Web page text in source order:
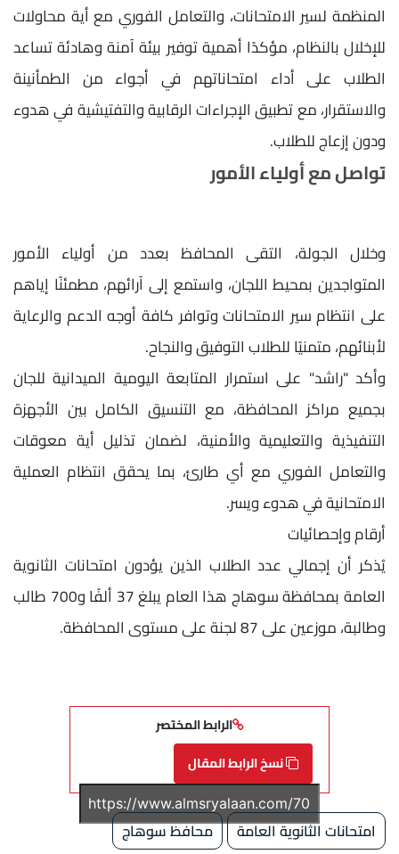
المنظمة لسير الامتحانات، والتعامل الفوري مع أية محاولات
للإخلال بالنظام، مؤكدًا أهمية توفير بيئة آمنة وهادئة تساعد
الطلاب على أداء امتحاناتهم في أجواء من الطمأنينة
والاستقرار، مع تطبيق الإجراءات الرقابية والتفتيشية في هدوء
ودون إزعاج للطلاب.
تواصل مع أولياء الأمور
وخلال الجولة، التقى المحافظ بعدد من أولياء الأمور
المتواجدين بمحيط اللجان، واستمع إلى آرائهم، مطمئنًا إياهم
على انتظام سير الامتحانات وتوافر كافة أوجه الدعم والرعاية
لأبنائهم، متمنيًا للطلاب التوفيق والنجاح.
وأكد "راشد" على استمرار المتابعة اليومية الميدانية للجان
بجميع مراكز المحافظة، مع التنسيق الكامل بين الأجهزة
التنفيذية والتعليمية والأمنية، لضمان تذليل أية معوقات
والتعامل الفوري مع أي طارئ، بما يحقق انتظام العملية
الامتحانية في هدوء ويسر.
أرقام وإحصائيات
يُذكر أن إجمالي عدد الطلاب الذين يؤدون امتحانات الثانوية
العامة بمحافظة سوهاج هذا العام يبلغ 37 ألفًا و700 طالب
وطالبة، موزعين على 87 لجنة على مستوى المحافظة.
الرابط المختصر
نسخ الرابط المقال
امتحانات الثانوية العامة
محافظ سوهاج